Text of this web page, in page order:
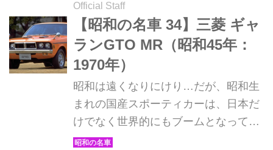
Official Staff
【昭和の名車 34】三菱 ギャ
ランGTO MR（昭和45年：
1970年）
昭和は遠くなりにけり…だが、昭和生
まれの国産スポーティカーは、日本だ
けでなく世界的にもブームとなってい
る。そんな昭和の名車たちを時系列で